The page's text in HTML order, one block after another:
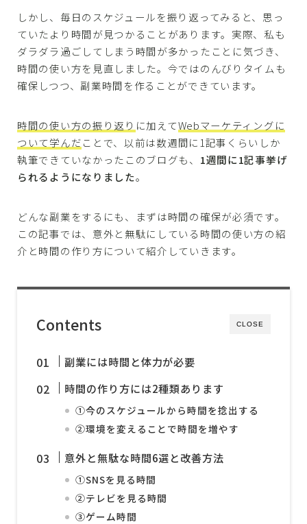
しかし、毎日のスケジュールを振り返ってみると、思っ
ていたより時間が見つかることがあります。実際、私も
ダラダラ過ごしてしまう時間が多かったことに気づき、
時間の使い方を見直しました。今ではのんびりタイムも
確保しつつ、副業時間を作ることができています。
時間の使い方の振り返り に加えてWebマーケティングに
ついて学んだことで、以前は数週間に1記事くらいしか
執筆できていなかったこのブログも、 1週間に1記事挙げ
られるようになりました。
どんな副業をするにも、まずは時間の確保が必須です。
この記事では、意外と無駄にしている時間の使い方の紹
介と時間の作り方について紹介していきます。
CLOSE
Contents
副業には時間と体力が必要
時間の作り方には2種類あります
①今のスケジュールから時間を捻出する
②環境を変えることで時間を増やす
意外と無駄な時間6選と改善方法
①SNSを見る時間
②テレビを見る時間
③ゲーム時間